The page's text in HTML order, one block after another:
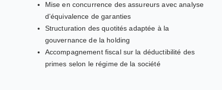
Mise en concurrence des assureurs avec analyse
d’équivalence de garanties
Structuration des quotités adaptée à la
gouvernance de la holding
Accompagnement fiscal sur la déductibilité des
primes selon le régime de la société